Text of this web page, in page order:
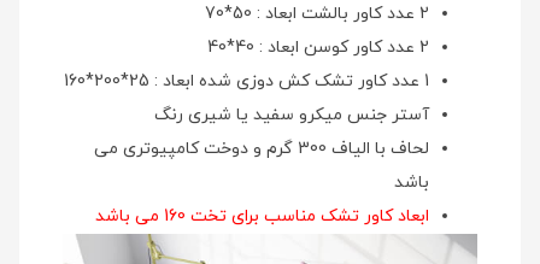
2 عدد کاور بالشت ابعاد : 50*70
2 عدد کاور کوسن ابعاد : 40*40
1 عدد کاور تشک کش دوزی شده ابعاد : 25*200*160
آستر جنس میکرو سفید یا شیری رنگ
لحاف با الیاف 300 گرم و دوخت کامپیوتری می
باشد
ابعاد کاور تشک مناسب برای تخت 160 می باشد